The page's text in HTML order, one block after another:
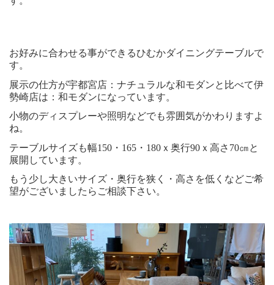
お好みに合わせる事ができるひむかダイニングテーブルで
す。
展示の仕方が宇都宮店：ナチュラルな和モダンと比べて伊
勢崎店は：和モダンになっています。
小物のディスプレーや照明などでも雰囲気がかわりますよ
ね。
テーブルサイズも幅150・165・180ｘ奥行90ｘ高さ70㎝と
展開しています。
もう少し大きいサイズ・奥行を狭く・高さを低くなどご希
望がございましたらご相談下さい。